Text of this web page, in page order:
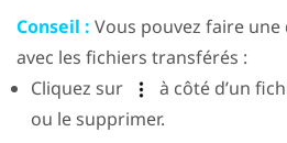
Conseil : Vous pouvez faire une
avec les fichiers transférés :
Cliquez sur
à côté d’un
ou le supprimer.